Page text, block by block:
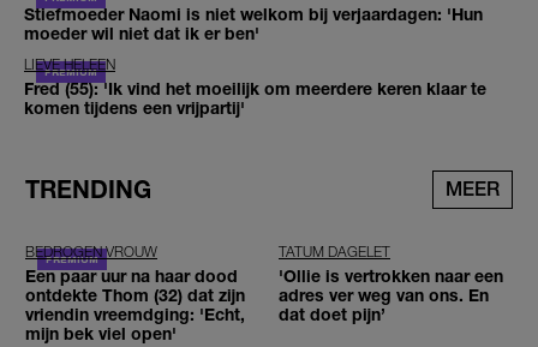
Stiefmoeder Naomi is niet welkom bij verjaardagen: 'Hun
moeder wil niet dat ik er ben'
LIEVE HELEEN
Fred (55): 'Ik vind het moeilijk om meerdere keren klaar te
komen tijdens een vrijpartij'
TRENDING MEER
BEDROGEN VROUW
Een paar uur na haar dood
ontdekte Thom (32) dat zijn
vriendin vreemdging: 'Echt,
mijn bek viel open'
TATUM DAGELET
'Ollie is vertrokken naar een
adres ver weg van ons. En
dat doet pijn’